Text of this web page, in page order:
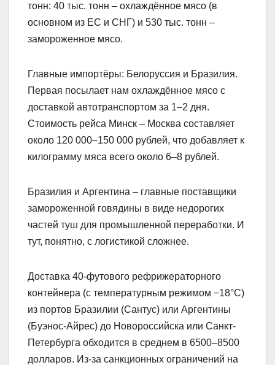
тонн: 40 тыс. тонн – охлаждённое мясо (в
основном из ЕС и СНГ) и 530 тыс. тонн –
замороженное мясо.
Главные импортёры: Белоруссия и Бразилия.
Первая посылает нам охлаждённое мясо с
доставкой автотранспортом за 1–2 дня.
Стоимость рейса Минск – Москва составляет
около 120 000–150 000 рублей, что добавляет к
килограмму мяса всего около 6–8 рублей.
Бразилия и Аргентина – главные поставщики
замороженной говядины в виде недорогих
частей туш для промышленной переработки. И
тут, понятно, с логистикой сложнее.
Доставка 40-футового рефрижераторного
контейнера (с температурным режимом −18°C)
из портов Бразилии (Сантус) или Аргентины
(Буэнос-Айрес) до Новороссийска или Санкт-
Петербурга обходится в среднем в 6500–8500
долларов. Из-за санкционных ограничений на